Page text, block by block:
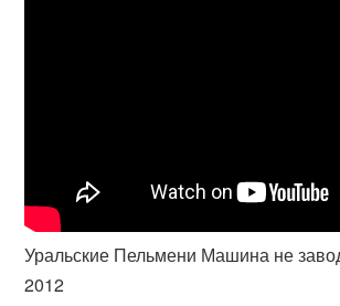
Уральские Пельмени Машина не
2012